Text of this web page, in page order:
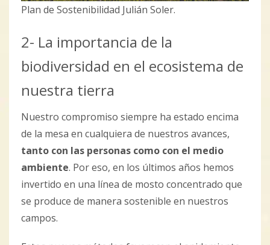
Plan de Sostenibilidad Julián Soler.
2- La importancia de la
biodiversidad en el ecosistema de
nuestra tierra
Nuestro compromiso siempre ha estado encima
de la mesa en cualquiera de nuestros avances,
tanto con las personas como con el medio
ambiente. Por eso, en los últimos años hemos
invertido en una línea de mosto concentrado que
se produce de manera sostenible en nuestros
campos.